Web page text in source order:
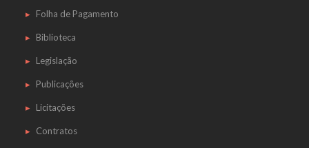
Folha de Pagamento
Biblioteca
Legislação
Publicações
Licitações
Contratos